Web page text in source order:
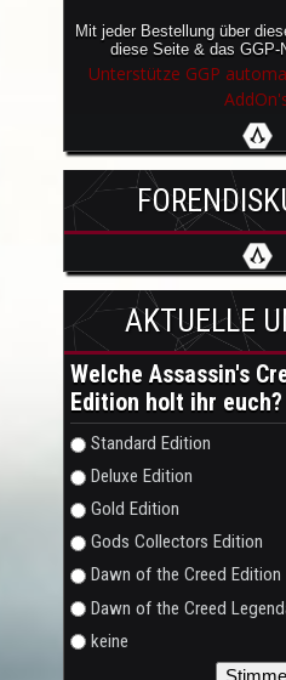
Mit jeder Bestellung über
diese Seite & das GGP-
Unterstütze GGP
AKTUELLE
Welche Assassin's
Edition holt ihr euch?
Auswahlmöglichkeiten
Standard Edition
Deluxe Edition
Gold Edition
Gods Collectors Edition
Dawn of the Creed Edition
Dawn of the Creed
keine